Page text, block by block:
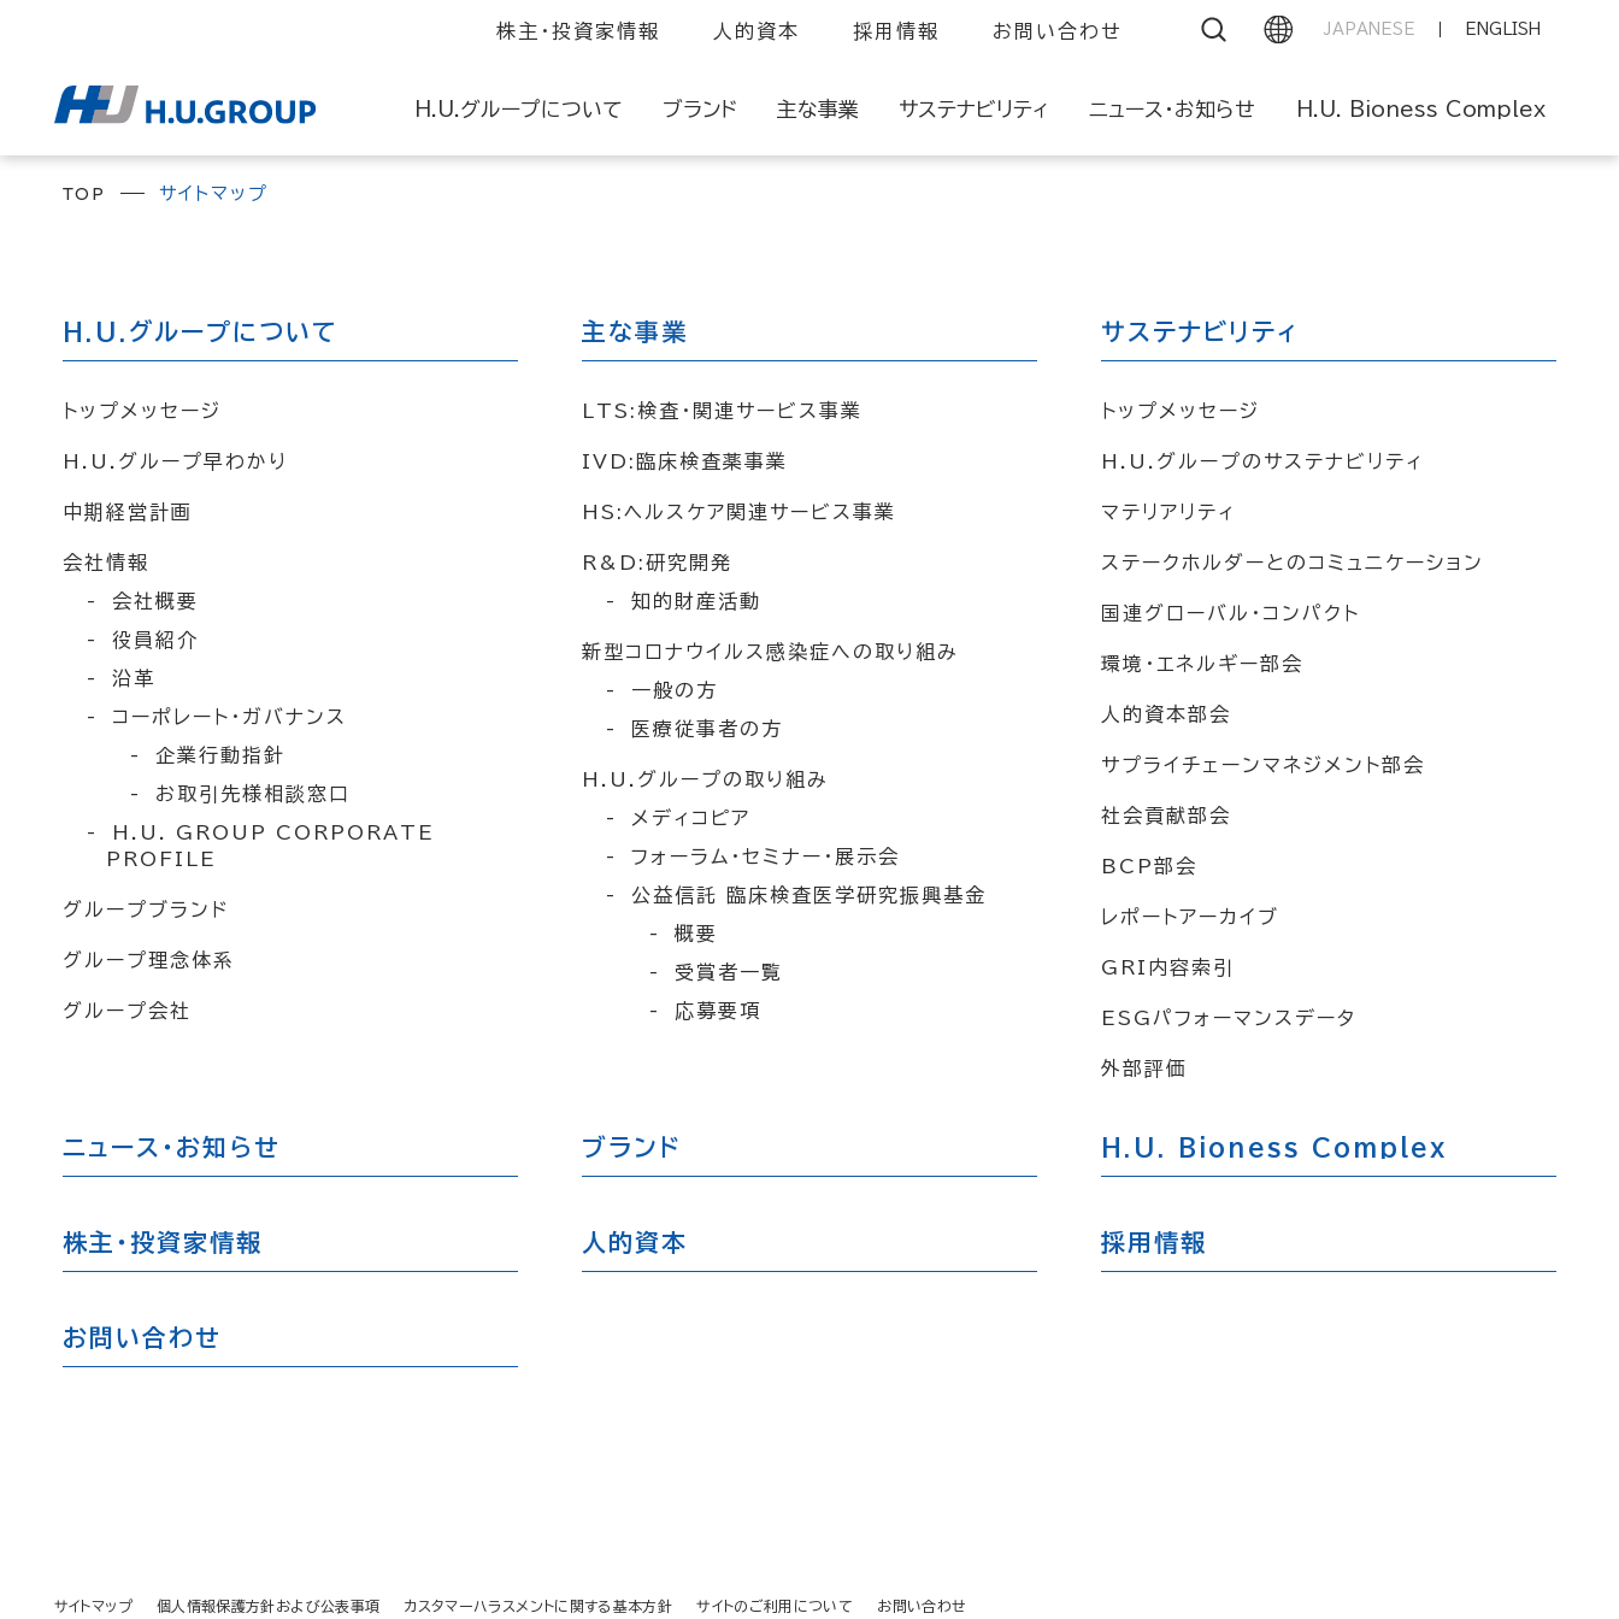
JAPANESE ENGLISH
H.U.グループについて
H.U.グループ早わかり
中期経営計画
会社概要
役員紹介
沿革
企業行動指針
お取引先様相談窓口
グループ理念体系
グループ会社
ブランド 主な事業
IVD : 臨床検査薬事業
HS : ヘルスケア関連サービス事業
R&D : 研究開発
サステナビリティ
H.U.グループのサステナビリティ
マテリアリティ
ステークホルダーとのコミュニケーション
サプライチェーンマネジメント部会
社会貢献部会
BCP部会
GRI内容索引
ESGパフォーマンスデータ
外部評価
ニュース・お知らせ H.U. Bioness Complex
株主・投資家情報 人的資本 採用情報 お問い合わせ
TOP サイトマップ
H.U.グループについて
トップメッセージ
H.U.グループ早わかり
中期経営計画
会社情報
会社概要
役員紹介
沿革
コーポレート・ガバナンス
企業行動指針
お取引先様相談窓口
H.U. GROUP CORPORATE
PROFILE
グループブランド
グループ理念体系
グループ会社
主な事業
LTS:検査・関連サービス事業
IVD:臨床検査薬事業
HS:ヘルスケア関連サービス事業
R&D:研究開発
知的財産活動
新型コロナウイルス感染症への取り組み
一般の方
医療従事者の方
H.U.グループの取り組み
メディコピア
フォーラム・セミナー・展示会
公益信託 臨床検査医学研究振興基金
概要
受賞者一覧
応募要項
サステナビリティ
トップメッセージ
H.U.グループのサステナビリティ
マテリアリティ
ステークホルダーとのコミュニケーション
国連グローバル・コンパクト
環境・エネルギー部会
人的資本部会
サプライチェーンマネジメント部会
社会貢献部会
BCP部会
レポートアーカイブ
GRI内容索引
ESGパフォーマンスデータ
外部評価
ニュース・お知らせ ブランド H.U. Bioness Complex
株主・投資家情報 人的資本 採用情報
お問い合わせ
サイトマップ 個人情報保護方針および公表事項 カスタマーハラスメントに関する基本方針 サイトのご利用について お問い合わせ